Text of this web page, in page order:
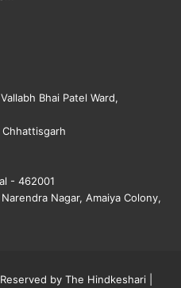
Bhai Patel Ward,
Chhattisgarh
- 462001
Nagar, Amaiya Colony,
by The Hindkeshari |